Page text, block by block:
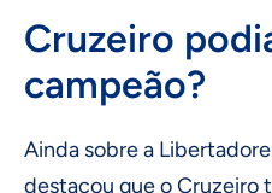
Cruzeiro
campeão?
Ainda sobre a
destacou que o Cruzeiro